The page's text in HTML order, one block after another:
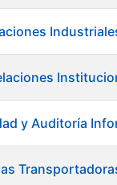
y Auditoría